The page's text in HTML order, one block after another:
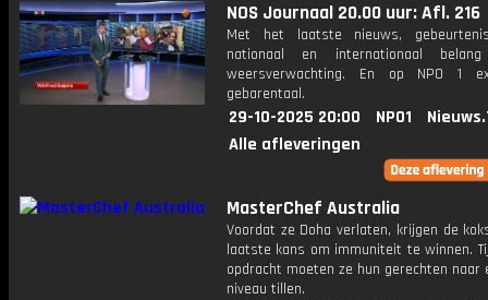
NOS Journaal 20.00 uur: Afl. 216
Met het laatste nieuws,
nationaal en internationaal
weersverwachting. En op NPO 1
gebarentaal.
29-10-2025 20:00 NPO1
Alle afleveringen
MasterChef Australia
Voordat ze Doha verlaten, krijgen de
laatste kans om immuniteit te winnen.
opdracht moeten ze hun gerechten naar
niveau tillen.